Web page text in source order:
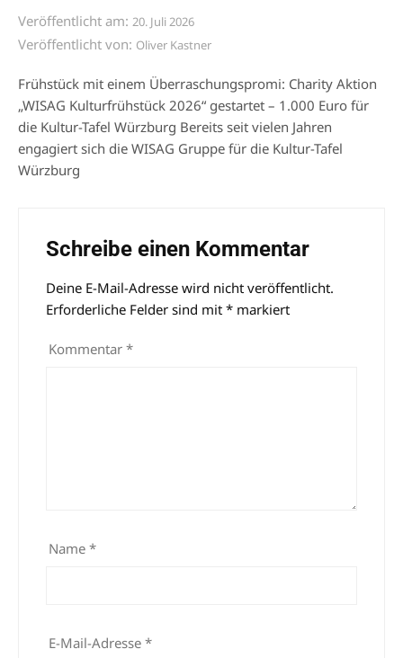
Veröffentlicht am: 20. Juli 2026
Veröffentlicht von: Oliver Kastner
Frühstück mit einem Überraschungspromi: Charity Aktion
„WISAG Kulturfrühstück 2026“ gestartet – 1.000 Euro für
die Kultur-Tafel Würzburg Bereits seit vielen Jahren
engagiert sich die WISAG Gruppe für die Kultur-Tafel
Würzburg
Schreibe einen Kommentar
Deine E-Mail-Adresse wird nicht veröffentlicht.
Erforderliche Felder sind mit * markiert
Kommentar *
Name *
E-Mail-Adresse *
Alternative: